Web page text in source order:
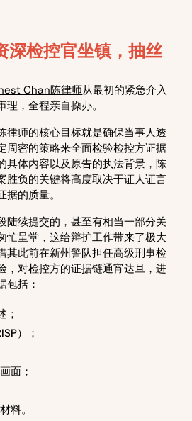
深检控官坐镇，抽丝
Chan陈律师从最初的紧急介入
，全程亲自操办。
律师的核心目标就是确保当事人透
周密的策略来全面检验检控方证据
具体内容以及原告的执法背景，陈
胜负的关键将高度取决于证人证言
的质量。
陆续提交的，甚至有相当一部分关
忙呈堂，这给辩护工作带来了极大
其此前在新州警队担任高级刑事检
，对检控方的证据链通宵达旦，进
包括：
；
）；
面；
料。